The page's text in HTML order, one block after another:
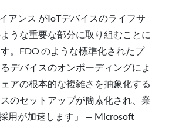
イアンス がIoTデバイスのライフサ
うな重要な部分に取り組むことに
。FDO のような標準化されたプ
デバイスのオンボーディングによ
アの根本的な複雑さを抽象化する
のセットアップが簡素化され、業
用が加速します」 — Microsoft